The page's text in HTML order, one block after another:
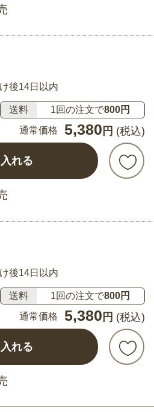
後14日以内
送料 1回の注文で800円
通常価格
5,380 円 (税込)
れる
後14日以内
送料 1回の注文で800円
通常価格
5,380 円 (税込)
れる